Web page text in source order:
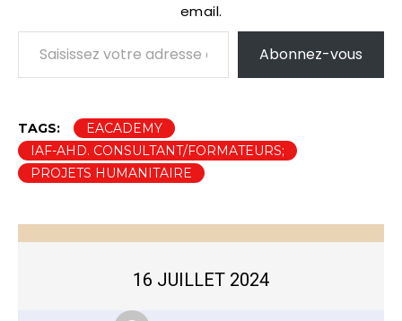
n
t
…
email.
Saisissez votre adresse e-mail…
Abonnez-vous
TAGS:
EACADEMY
IAF-AHD. CONSULTANT/FORMATEURS;
PROJETS HUMANITAIRE
16 JUILLET 2024